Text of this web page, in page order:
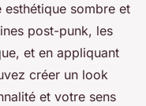
esthétique sombre et
post-punk, les
et en appliquant
créer un look
et votre sens